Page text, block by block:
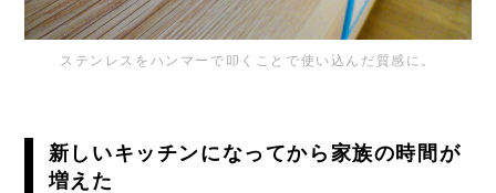
ステンレスをハンマーで叩くことで使い込んだ質感に。
新しいキッチンになってから家族の時間が
増えた